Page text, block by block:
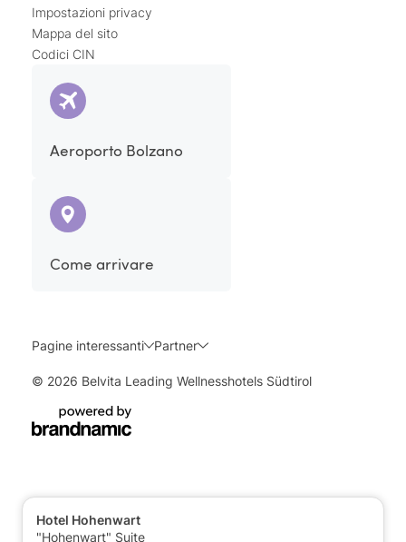
Hotel Hohenwart
"Hohenwart" Suite
Impostazioni privacy
Mappa del sito
Codici CIN
Aeroporto Bolzano
Come arrivare
Pagine interessanti Partner
© 2026 Belvita Leading Wellnesshotels Südtirol